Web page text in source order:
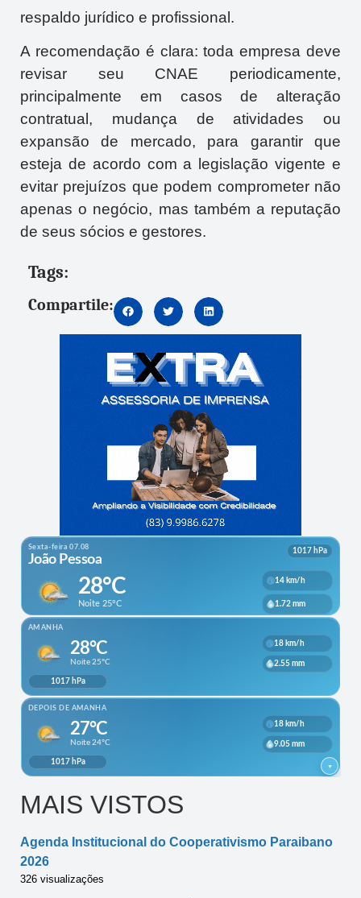
respaldo jurídico e profissional.
A recomendação é clara: toda empresa deve
revisar seu CNAE periodicamente,
principalmente em casos de alteração
contratual, mudança de atividades ou
expansão de mercado, para garantir que
esteja de acordo com a legislação vigente e
evitar prejuízos que podem comprometer não
apenas o negócio, mas também a reputação
de seus sócios e gestores.
Tags:
Compartile:
MAIS VISTOS
Agenda Institucional do Cooperativismo Paraibano
2026
326 visualizações